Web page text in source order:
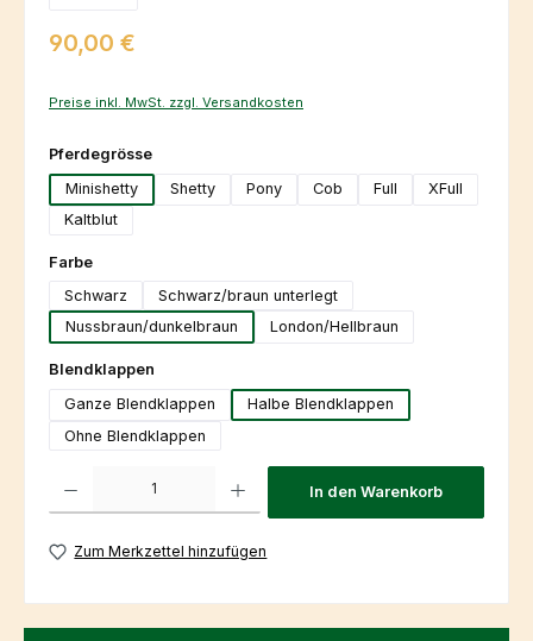
Regulärer Preis:
90,00 €
Preise inkl. MwSt. zzgl. Versandkosten
Pferdegrösseauswählen
Minishetty
Shetty Pony Cob Full
XFull
Kaltblut
Farbeauswählen
Schwarz
Schwarz/braun unterlegt
Nussbraun/dunkelbraun
London/Hellbraun
Blendklappen
Ganze Blendklappen
Halbe Blendklappen
Ohne Blendklappen
In den Warenkorb
Zum Merkzettel hinzufügen